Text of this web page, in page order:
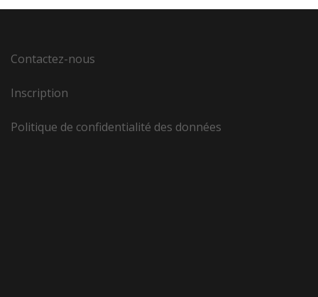
Contactez-nous
Inscription
Politique de confidentialité des données